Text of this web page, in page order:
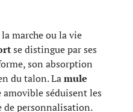
marche ou la vie
se distingue par ses
son absorption
du talon. Lamule
amovible séduisent les
de personnalisation.